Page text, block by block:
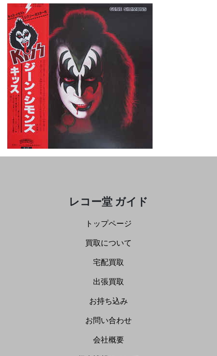
レコー堂 ガイド
トップページ
買取について
宅配買取
出張買取
お持ち込み
お問い合わせ
会社概要